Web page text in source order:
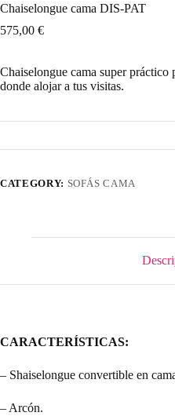
Chaiselongue cama DIS-PAT
575,00 €
Chaiselongue cama super práctico
donde alojar a tus visitas.
CATEGORY: SOFÁS CAMA
CARACTERÍSTICAS:
– Shaiselongue convertible en
– Arcón.